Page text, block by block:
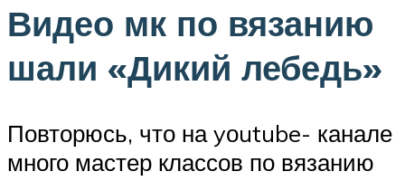
Видео мк по вязанию
шали «Дикий лебедь»
Повторюсь, что на yоutube- канале
много мастер классов по вязанию